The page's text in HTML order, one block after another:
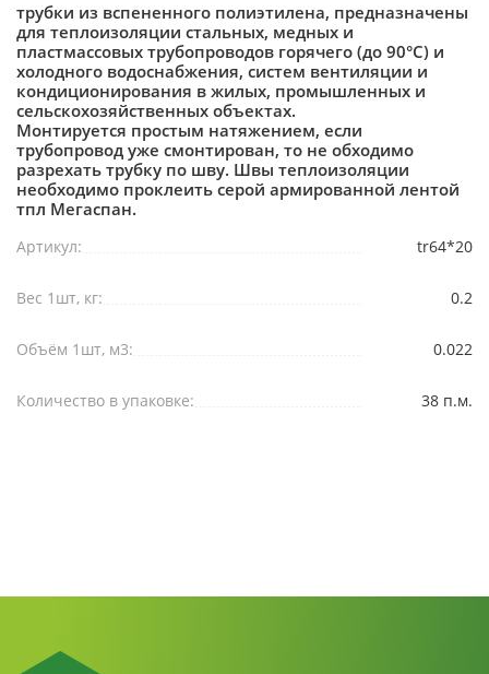
трубки из вспененного полиэтилена, предназначены
для теплоизоляции стальных, медных и
пластмассовых трубопроводов горячего (до 90°С) и
холодного водоснабжения, систем вентиляции и
кондиционирования в жилых, промышленных и
сельскохозяйственных объектах.
Монтируется простым натяжением, если
трубопровод уже смонтирован, то не обходимо
разрехать трубку по шву. Швы теплоизоляции
необходимо проклеить серой армированной лентой
тпл Мегаспан.
Артикул: tr64*20
Вес 1шт, кг: 0.2
Объём 1шт, м3: 0.022
Количество в упаковке: 38 п.м.